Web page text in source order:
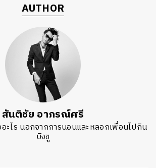
AUTHOR
สันติชัย อาภรณ์ศรี
ะไร นอกจากการนอนและหลอกเพื่อนไปกิน
บิงชู